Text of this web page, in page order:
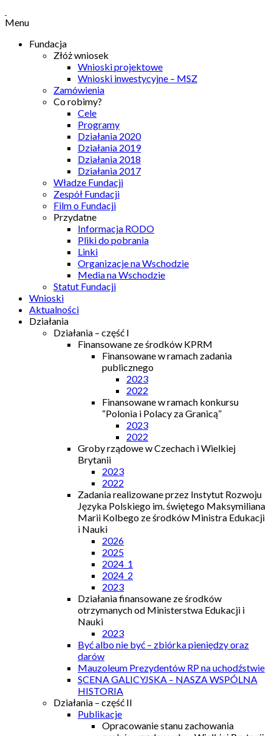
Menu
Fundacja
Złóż wniosek
Wnioski projektowe
Wnioski inwestycyjne – MSZ
Zamówienia
Co robimy?
Cele
Programy
Działania 2020
Działania 2019
Działania 2018
Działania 2017
Władze Fundacji
Zespół Fundacji
Film o Fundacji
Przydatne
Informacja RODO
Pliki do pobrania
Linki
Organizacje na Wschodzie
Media na Wschodzie
Statut Fundacji
Wnioski
Aktualności
Działania
Działania – część I
Finansowane ze środków KPRM
Finansowane w ramach zadania
publicznego
2023
2022
Finansowane w ramach konkursu
“Polonia i Polacy za Granicą”
2023
2022
Groby rządowe w Czechach i Wielkiej
Brytanii
2023
2022
Zadania realizowane przez Instytut Rozwoju
Języka Polskiego im. świętego Maksymiliana
Marii Kolbego ze środków Ministra Edukacji
i Nauki
2026
2025
2024_1
2024_2
2023
Działania finansowane ze środków
otrzymanych od Ministerstwa Edukacji i
Nauki
2023
Być albo nie być – zbiórka pieniędzy oraz
darów
Mauzoleum Prezydentów RP na uchodźstwie
SCENA GALICYJSKA – NASZA WSPÓLNA
HISTORIA
Działania – część II
Publikacje
Opracowanie stanu zachowania